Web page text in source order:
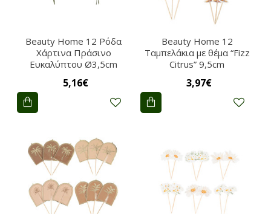
Beauty Home 12 Ρόδα
Χάρτινα Πράσινο
Ευκαλύπτου Ø3,5cm
5,16€
Beauty Home 12
Ταμπελάκια με θέμα “Fizz
Citrus” 9,5cm
3,97€